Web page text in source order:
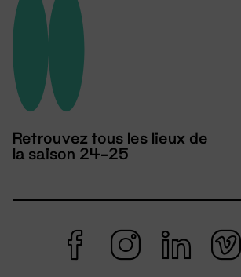
Retrouvez tous les lieux de
la saison 24-25